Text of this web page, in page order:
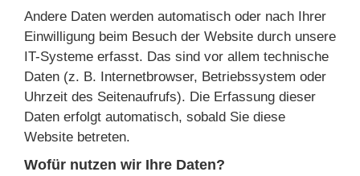
Andere Daten werden automatisch oder nach Ihrer
Einwilligung beim Besuch der Website durch unsere
IT-Systeme erfasst. Das sind vor allem technische
Daten (z. B. Internetbrowser, Betriebssystem oder
Uhrzeit des Seitenaufrufs). Die Erfassung dieser
Daten erfolgt automatisch, sobald Sie diese
Website betreten.
Wofür nutzen wir Ihre Daten?